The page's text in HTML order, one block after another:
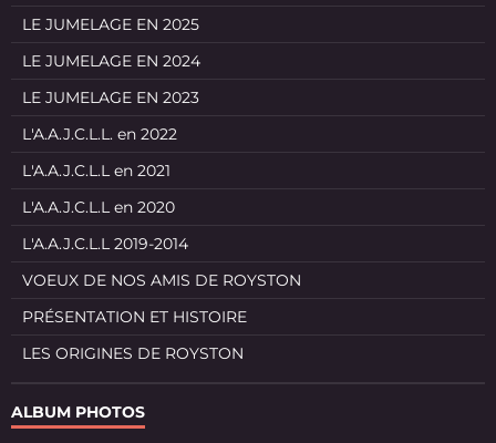
LE JUMELAGE EN 2025
LE JUMELAGE EN 2024
LE JUMELAGE EN 2023
L'A.A.J.C.L.L. en 2022
L'A.A.J.C.L.L en 2021
L'A.A.J.C.L.L en 2020
L'A.A.J.C.L.L 2019-2014
VOEUX DE NOS AMIS DE ROYSTON
PRÉSENTATION ET HISTOIRE
LES ORIGINES DE ROYSTON
ALBUM PHOTOS